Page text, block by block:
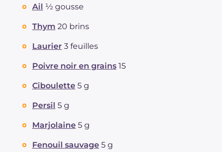
Ail ½ gousse
Thym 20 brins
Laurier 3 feuilles
Poivre noir en grains 15
Ciboulette 5 g
Persil 5 g
Marjolaine 5 g
Fenouil sauvage 5 g